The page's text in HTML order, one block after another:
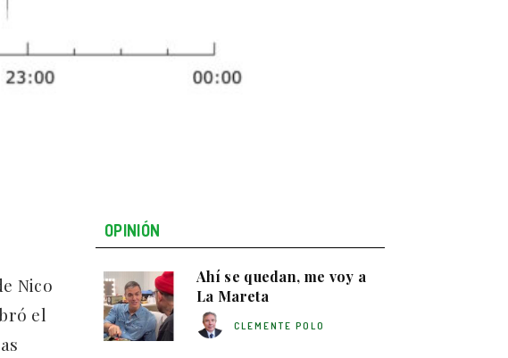
Nico
el
OPINIÓN
Ahí se quedan, me voy a
La Mareta
CLEMENTE POLO